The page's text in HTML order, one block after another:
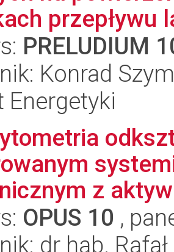
przepływu
PRELUDIUM
Konrad
Energetyki
z
OPUS 10 ,
dr hab.